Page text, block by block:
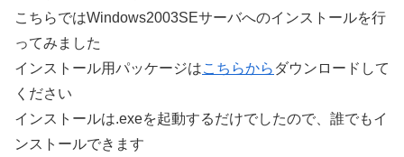
こちらではWindows2003SEサーバへのインストールを行
ってみました
インストール用パッケージはこちらから ダウンロードして
ください
インストールは.exeを起動するだけでしたので、誰でもイ
ンストールできます